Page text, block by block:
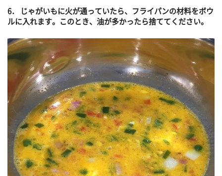
6． じゃがいもに火が通っていたら、フライパンの材料をボウ
ルに入れます。このとき、油が多かったら捨ててください。